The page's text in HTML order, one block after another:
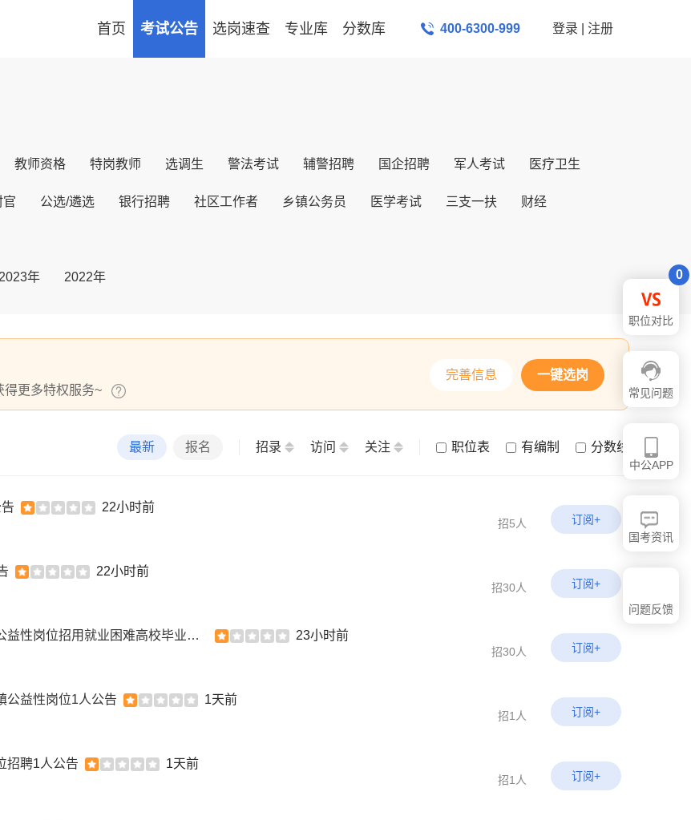
400-6300-999 登录 注册
首页 考试公告 选岗速查 专业库 分数库
教师资格 特岗教师 选调生 警法考试 辅警招聘 国企招聘 军人考试 医疗卫生
官 公选/遴选 银行招聘 社区工作者 乡镇公务员 医学考试 三支一扶 财经
2023年 2022年
得更多特权服务~
完善信息 一键选岗
最新 报名 招录 访问 关注 职位表 有编制 分数线
22小时前
招5人 订阅+
22小时前
招30人 订阅+
2026山西临汾市汾西县人力资源和社会保障局开发城镇公益性岗位招用就业困难高校毕业生30人公告 23小时前
招30人 订阅+
公益性岗位1人公告 1天前
招1人 订阅+
招聘1人公告 1天前
招1人 订阅+
0
职位对比
常见问题
中公APP
国考资讯
问题反馈